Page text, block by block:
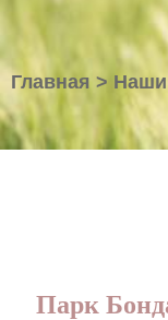
Главная > Наши
Парк